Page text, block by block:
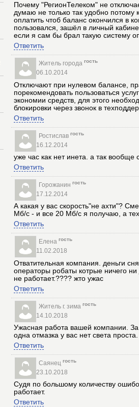
Почему "РегионТелеком" не
думаю не только так удобно потому
оплатить чтоб баланс окончился в
пользовался, зашёл в личный
если я сам бы брал такую систему
Ответить
Житель города гость
06.10.2014
Отключают при нулевом балансе,
порекомендовать пользоваться
экономии средств, для этого
блокировки через звонок в
Ответить
Ростислав гость
16.12.2014
уже час как нет инета. а так вообще
Ответить
Горожанин гость
17.12.2014
А какая у вас скорость"не ахти"?
Мб/с - и все 20 Мб/с я получаю, а
Ответить
Елена гость
11.02.2018
Отватительная компания. деньги
операторы робаты котрые ничего
не работает.???? жто ужас
Ответить
Житель г. зима гость
14.10.2018
Ужасная работа вашей компании. За
одна отмазка у вас нет света
Ответить
Саянец гость
23.10.2018
Судя по большому количеству
работает.
Ответить